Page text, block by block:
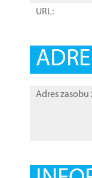
URL:
Adres